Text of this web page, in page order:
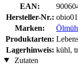
EAN:
Hersteller-Nr.: obio01
Marken:
Produktarten:
Lagerhinweis: kühl,
Zutaten